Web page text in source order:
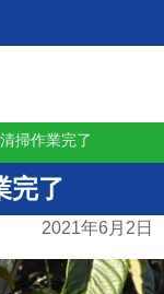
掃作業完了
完了
2021年6月2日